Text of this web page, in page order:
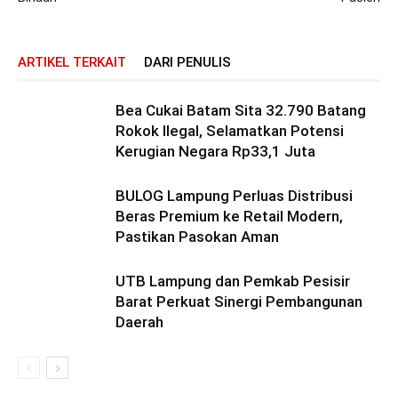
ARTIKEL TERKAIT DARI PENULIS
Bea Cukai Batam Sita 32.790 Batang
Rokok Ilegal, Selamatkan Potensi
Kerugian Negara Rp33,1 Juta
BULOG Lampung Perluas Distribusi
Beras Premium ke Retail Modern,
Pastikan Pasokan Aman
UTB Lampung dan Pemkab Pesisir
Barat Perkuat Sinergi Pembangunan
Daerah